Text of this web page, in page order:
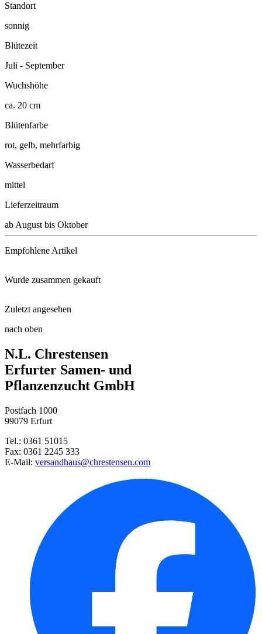
Standort
sonnig
Blütezeit
Juli - September
Wuchshöhe
ca. 20 cm
Blütenfarbe
rot, gelb, mehrfarbig
Wasserbedarf
mittel
Lieferzeitraum
ab August bis Oktober
Empfohlene Artikel
Kleingrubber
Wurde zusammen gekauft
Blaukissen Blaumeise
Steinkraut Goldkugel
Alpen-Aster Dunkle Schöne
Rutenhirse Rotstrahlbusch
Rittersporn Galahad
Zuletzt angesehen
Kokardenblume Kobold
nach oben
N.L. Chrestensen
Erfurter Samen- und
Pflanzenzucht GmbH
Postfach 1000
99079 Erfurt
Tel.: 0361 51015
Fax: 0361 2245 333
E-Mail: versandhaus@chrestensen.com